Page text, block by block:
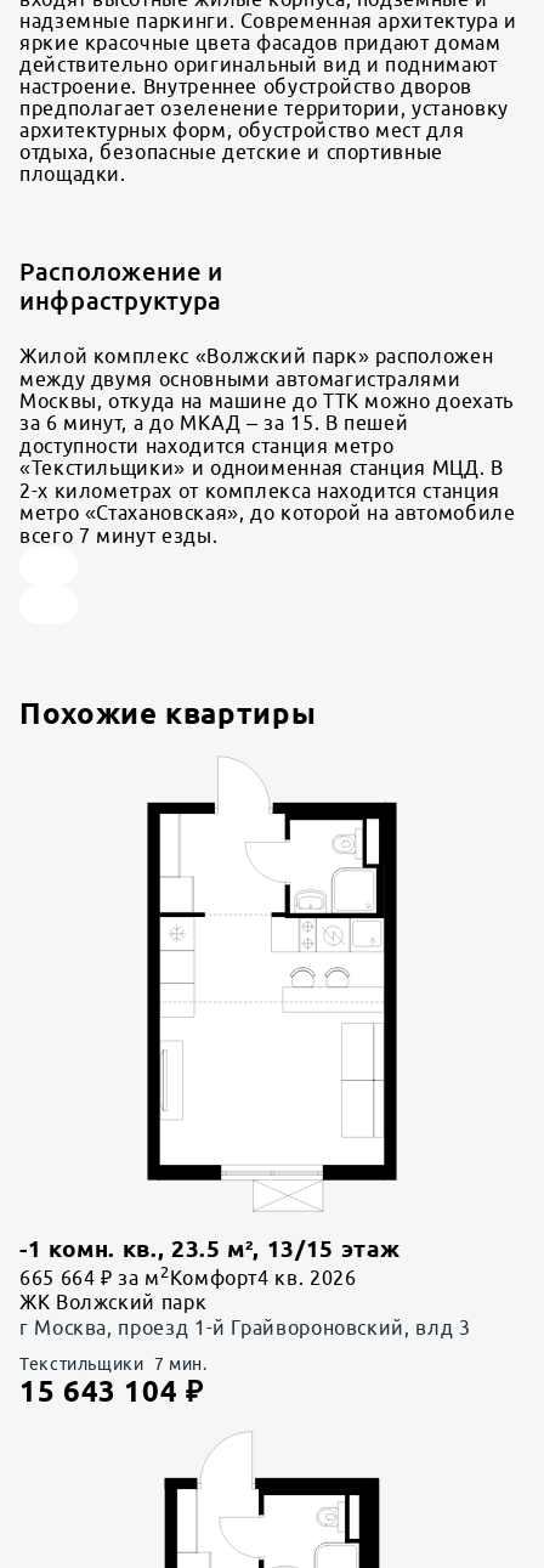
надземные паркинги. Современная архитектура и
яркие красочные цвета фасадов придают домам
действительно оригинальный вид и поднимают
настроение. Внутреннее обустройство дворов
предполагает озеленение территории, установку
архитектурных форм, обустройство мест для
отдыха, безопасные детские и спортивные
площадки.
Расположение и
инфраструктура
Жилой комплекс «Волжский парк» расположен
между двумя основными автомагистралями
Москвы, откуда на машине до ТТК можно доехать
за 6 минут, а до МКАД – за 15. В пешей
доступности находится станция метро
«Текстильщики» и одноименная станция МЦД. В
2-х километрах от комплекса находится станция
метро «Стахановская», до которой на автомобиле
всего 7 минут езды.
Похожие квартиры
-1 комн. кв., 23.5 м², 13/15 этаж
665 664 ₽ за м 2 Комфорт4 кв. 2026
ЖК Волжский парк
г Москва, проезд 1-й Грайвороновский, влд 3
Текстильщики 7 мин.
15 643 104 ₽